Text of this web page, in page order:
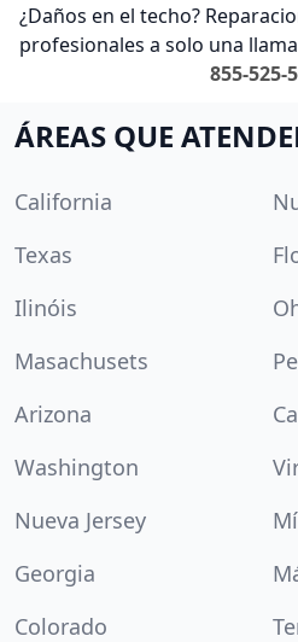
¿Daños en el techo?
profesionales a solo una
855-525-
ÁREAS QUE
California
Texas
Ilinóis
Masachusets
Arizona
Washington
Nueva Jersey
Georgia
Colorado